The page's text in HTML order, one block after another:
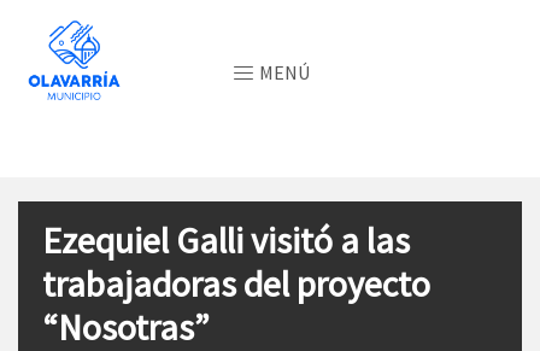
MENÚ
Ezequiel Galli visitó a las
trabajadoras del proyecto
“Nosotras”